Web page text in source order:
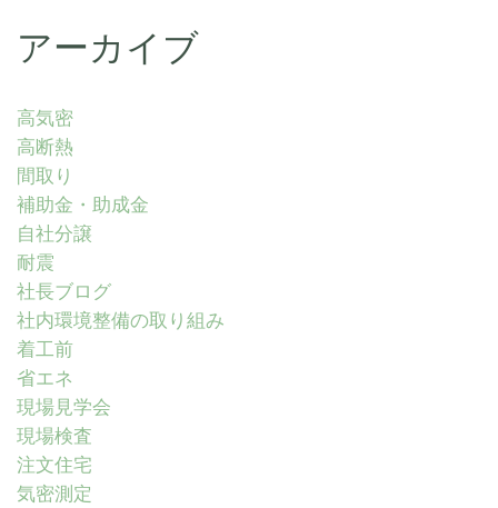
アーカイブ
高気密
高断熱
間取り
補助金・助成金
自社分譲
耐震
社長ブログ
社内環境整備の取り組み
着工前
省エネ
現場見学会
現場検査
注文住宅
気密測定